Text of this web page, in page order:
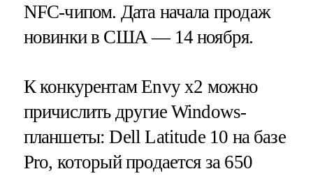
NFC-чипом. Дата начала продаж
новинки в США — 14 ноября.
К конкурентам Envy x2 можно
причислить другие Windows-
планшеты: Dell Latitude 10 на базе
Pro, который продается за 650